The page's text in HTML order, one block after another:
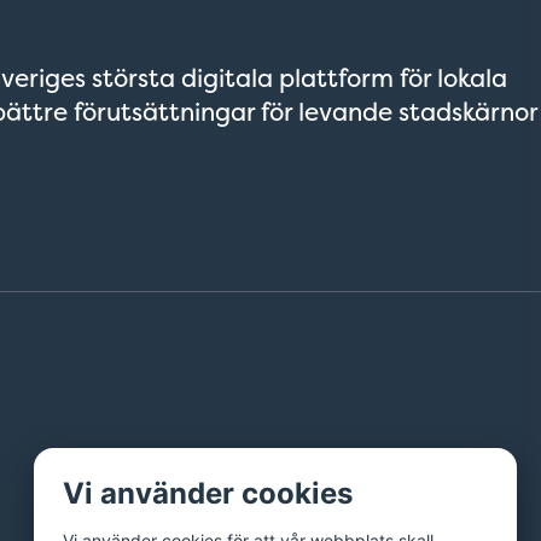
största digitala plattform för lokala
förutsättningar för levande stadskärnor
Vi använder cookies